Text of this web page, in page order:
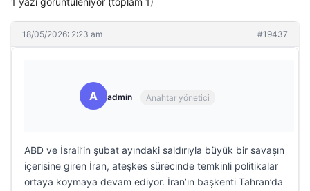
18/05/2026: 2:23 am #19437
A admin Anahtar yönetici
ABD ve İsrail’in şubat ayındaki saldırıyla büyük bir savaşın
içerisine giren İran, ateşkes sürecinde temkinli politikalar
ortaya koymaya devam ediyor. İran’ın başkenti Tahran’da